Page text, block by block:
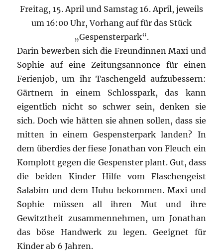
Freitag, 15. April und Samstag 16. April, jeweils
um 16:00 Uhr, Vorhang auf für das Stück
„Gespensterpark“.
Darin bewerben sich die Freundinnen Maxi und
Sophie auf eine Zeitungsannonce für einen
Ferienjob, um ihr Taschengeld aufzubessern:
Gärtnern in einem Schlosspark, das kann
eigentlich nicht so schwer sein, denken sie
sich. Doch wie hätten sie ahnen sollen, dass sie
mitten in einem Gespensterpark landen? In
dem überdies der fiese Jonathan von Fleuch ein
Komplott gegen die Gespenster plant. Gut, dass
die beiden Kinder Hilfe vom Flaschengeist
Salabim und dem Huhu bekommen. Maxi und
Sophie müssen all ihren Mut und ihre
Gewitztheit zusammennehmen, um Jonathan
das böse Handwerk zu legen. Geeignet für
Kinder ab 6 Jahren.